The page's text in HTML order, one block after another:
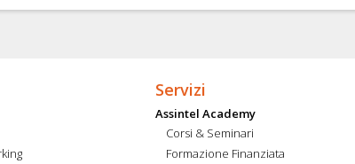
Servizi
Assintel Academy
Corsi & Seminari
Formazione Finanziata